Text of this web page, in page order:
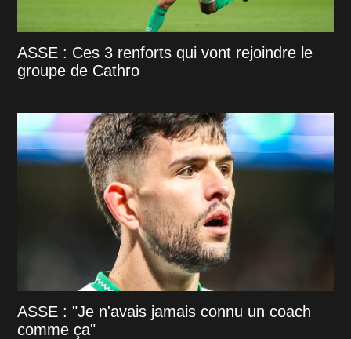
ASSE : Ces 3 renforts qui vont rejoindre le
groupe de Cathro
ASSE : "Je n'avais jamais connu un coach
comme ça"